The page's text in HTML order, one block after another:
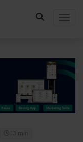
13 min